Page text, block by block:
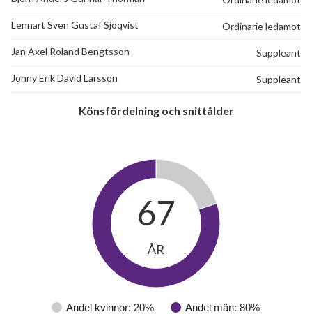
6
Lennart Sven Gustaf Sjöqvist Ordinarie ledamot
Jan Axel Roland Bengtsson Suppleant
Jonny Erik David Larsson Suppleant
Könsfördelning och snittålder
Andel kvinnor: 20% Andel män: 80%
67
ÅR